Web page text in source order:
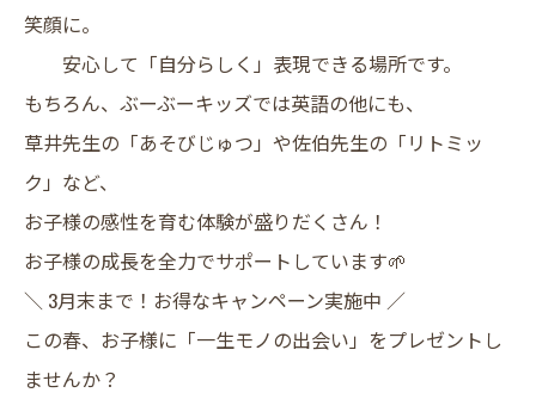
笑顔に。
安心して「自分らしく」表現できる場所です。
​もちろん、ぶーぶーキッズでは英語の他にも、
草井先生の「あそびじゅつ」や佐伯先生の「リトミッ
ク」など、
お子様の感性を育む体験が盛りだくさん！
お子様の成長を全力でサポートしています🌱
​＼ 3月末まで！お得なキャンペーン実施中 ／
​この春、お子様に「一生モノの出会い」をプレゼントし
ませんか？